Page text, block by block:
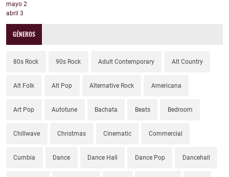
mayo 2
abril 3
GÉNEROS
80s Rock 90s Rock Adult Contemporary Alt Country
Alt Folk Alt Pop Alternative Rock Americana
Art Pop Autotune Bachata Beats Bedroom
Chillwave Christmas Cinematic Commercial
Cumbia Dance Dance Hall Dance Pop Dancehall